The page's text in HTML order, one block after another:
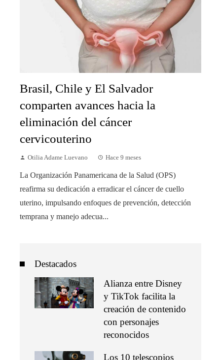
Brasil, Chile y El Salvador
comparten avances hacia la
eliminación del cáncer
cervicouterino
Otilia Adame Luevano Hace 9 meses
La Organización Panamericana de la Salud (OPS)
reafirma su dedicación a erradicar el cáncer de cuello
uterino, impulsando enfoques de prevención, detección
temprana y manejo adecua...
Destacados
Alianza entre Disney
y TikTok facilita la
creación de contenido
con personajes
reconocidos
Los 10 telescopios